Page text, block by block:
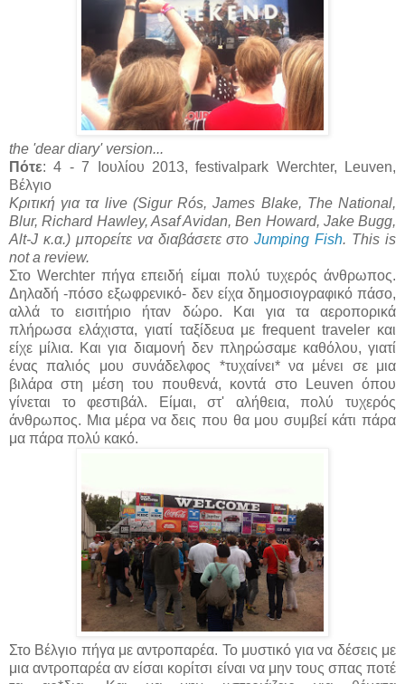
the 'dear diary' version...
Πότε: 4 - 7 Ιουλίου 2013, festivalpark Werchter, Leuven,
Βέλγιο
Κριτική για τα live (Sigur Rós, James Blake, The National,
Blur, Richard Hawley, Asaf Avidan, Ben Howard, Jake Bugg,
Alt-J κ.α.) μπορείτε να διαβάσετε στοJumping Fish. This is
not a review.
Στο Werchter πήγα επειδή είμαι πολύ τυχερός άνθρωπος.
Δηλαδή -πόσο εξωφρενικό- δεν είχα δημοσιογραφικό πάσο,
αλλά το εισιτήριο ήταν δώρο. Και για τα αεροπορικά
πλήρωσα ελάχιστα, γιατί ταξίδευα με frequent traveler και
είχε μίλια. Και για διαμονή δεν πληρώσαμε καθόλου, γιατί
ένας παλιός μου συνάδελφος *τυχαίνει* να μένει σε μια
βιλάρα στη μέση του πουθενά, κοντά στο Leuven όπου
γίνεται το φεστιβάλ. Είμαι, στ' αλήθεια, πολύ τυχερός
άνθρωπος. Μια μέρα να δεις που θα μου συμβεί κάτι πάρα
μα πάρα πολύ κακό.
Στο Βέλγιο πήγα με αντροπαρέα. Το μυστικό για να δέσεις με
μια αντροπαρέα αν είσαι κορίτσι είναι να μην τους σπας ποτέ